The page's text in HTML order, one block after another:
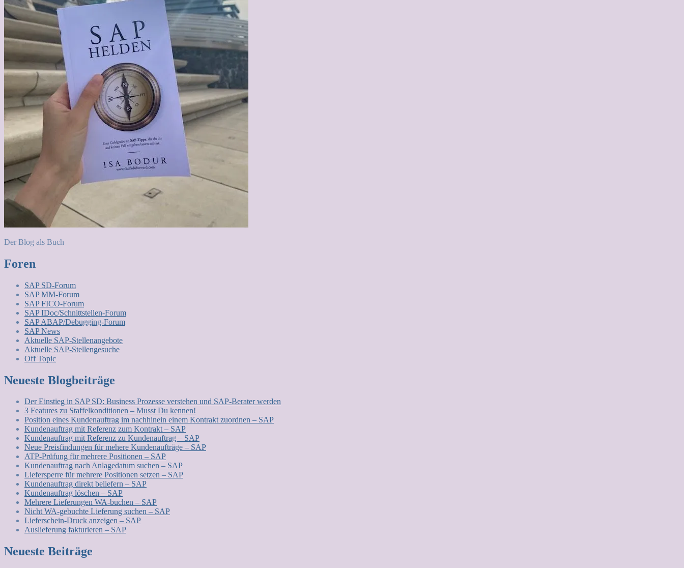
Der Blog als Buch
Foren
SAP SD-Forum
SAP MM-Forum
SAP FICO-Forum
SAP IDoc/Schnittstellen-Forum
SAP ABAP/Debugging-Forum
SAP News
Aktuelle SAP-Stellenangebote
Aktuelle SAP-Stellengesuche
Off Topic
Neueste Blogbeiträge
Der Einstieg in SAP SD: Business Prozesse verstehen und SAP-Berater werden
3 Features zu Staffelkonditionen – Musst Du kennen!
Position eines Kundenauftrag im nachhinein einem Kontrakt zuordnen – SAP
Kundenauftrag mit Referenz zum Kontrakt – SAP
Kundenauftrag mit Referenz zu Kundenauftrag – SAP
Neue Preisfindungen für mehere Kundenaufträge – SAP
ATP-Prüfung für mehrere Positionen – SAP
Kundenauftrag nach Anlagedatum suchen – SAP
Liefersperre für mehrere Positionen setzen – SAP
Kundenauftrag direkt beliefern – SAP
Kundenauftrag löschen – SAP
Mehrere Lieferungen WA-buchen – SAP
Nicht WA-gebuchte Lieferung suchen – SAP
Lieferschein-Druck anzeigen – SAP
Auslieferung fakturieren – SAP
Neueste Beiträge